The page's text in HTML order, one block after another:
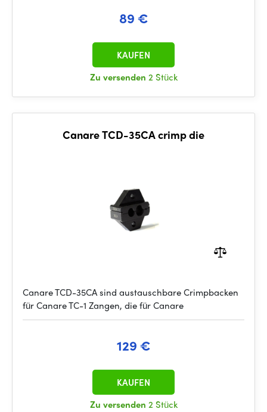
89 €
Zu versenden 2 Stück
KAUFEN
Canare TCD-35CA crimp die
Canare TCD-35CA sind austauschbare Crimpbacken
für Canare TC-1 Zangen, die für Canare
129 €
Zu versenden 2 Stück
KAUFEN